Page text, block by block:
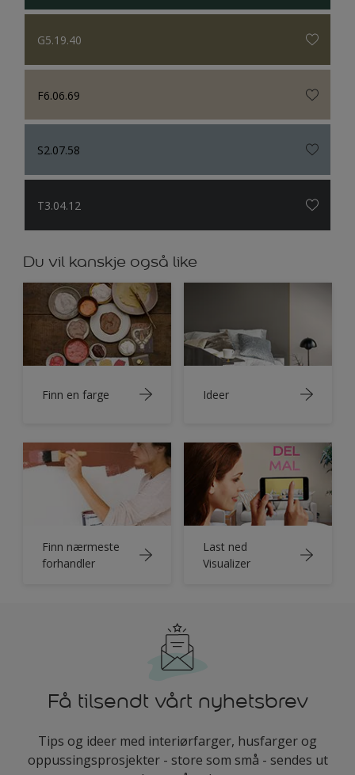
G5.19.40
F6.06.69
S2.07.58
T3.04.12
Du vil kanskje også like
Finn en farge Ideer
Finn nærmeste
forhandler
Last ned
Visualizer
Få tilsendt vårt nyhetsbrev
Tips og ideer med interiørfarger, husfarger og
oppussingsprosjekter - store som små - sendes ut